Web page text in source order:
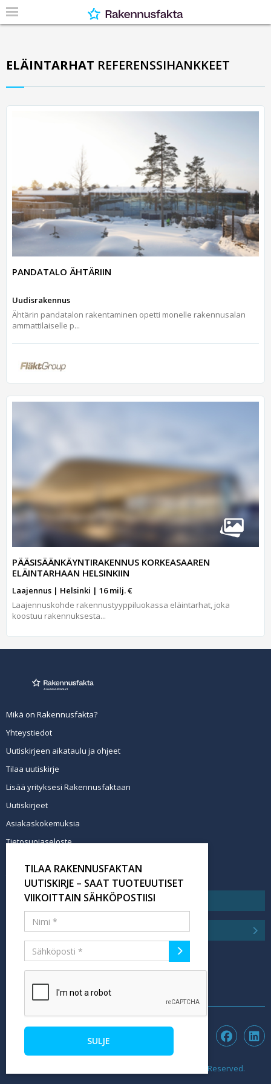
ELÄINTARHAT REFERENSSIHANKKEET
PANDATALO ÄHTÄRIIN
Uudisrakennus
Ähtärin pandatalon rakentaminen opetti monelle rakennusalan
ammattilaiselle p...
PÄÄSISÄÄNKÄYNTIRAKENNUS KORKEASAAREN
ELÄINTARHAAN HELSINKIIN
Laajennus | Helsinki | 16 milj. €
Laajennuskohde rakennustyyppiluokassa eläintarhat, joka
koostuu rakennuksesta...
Mikä on Rakennusfakta?
Yhteystiedot
Uutiskirjeen aikataulu ja ohjeet
Tilaa uutiskirje
Lisää yrityksesi Rakennusfaktaan
Uutiskirjeet
Asiakaskokemuksia
Tietosuojaseloste
Tilaa uutiskirje
©2026 rakennusfakta.fi - Hubexo Finland Oy. All Rights Reserved.
TILAA RAKENNUSFAKTAN
UUTISKIRJE – SAAT TUOTEUUTISET
VIIKOITTAIN SÄHKÖPOSTIISI
SULJE